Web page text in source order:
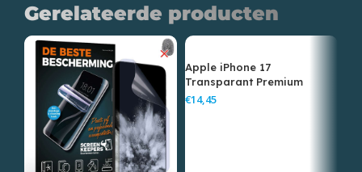
Gerelateerde producten
Apple iPhone 17
Transparant Premium
Screenprotector
€